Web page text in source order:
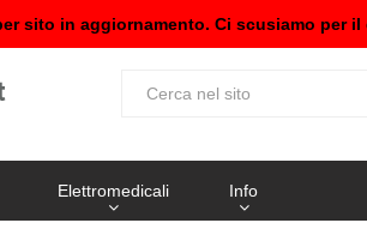
sito in aggiornamento. Ci scusiamo per
Elettromedicali Info